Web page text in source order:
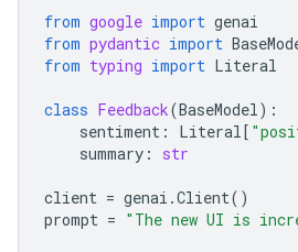
from google import genai
from pydantic import
from typing import Literal
class Feedback(BaseModel):
sentiment : Literal[
summary : str
client = genai .Client()
prompt = "The new UI is